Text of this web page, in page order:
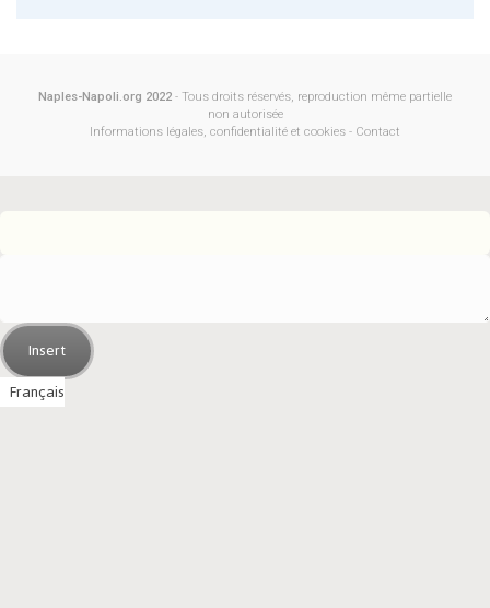
Naples-Napoli.org 2022 - Tous droits réservés, reproduction même partielle
non autorisée
Informations légales, confidentialité et cookies - Contact
Insert
Français